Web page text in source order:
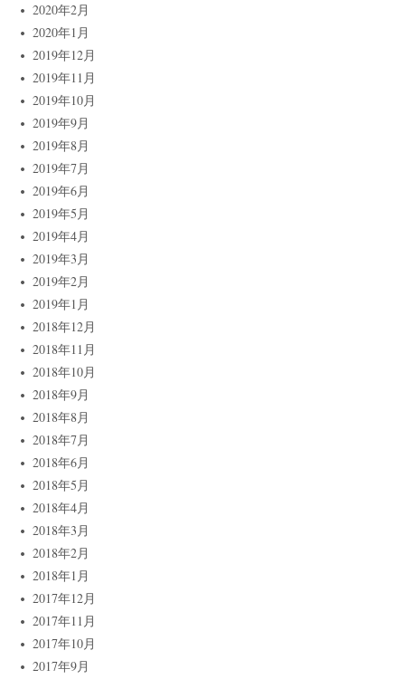
2020年2月
2020年1月
2019年12月
2019年11月
2019年10月
2019年9月
2019年8月
2019年7月
2019年6月
2019年5月
2019年4月
2019年3月
2019年2月
2019年1月
2018年12月
2018年11月
2018年10月
2018年9月
2018年8月
2018年7月
2018年6月
2018年5月
2018年4月
2018年3月
2018年2月
2018年1月
2017年12月
2017年11月
2017年10月
2017年9月